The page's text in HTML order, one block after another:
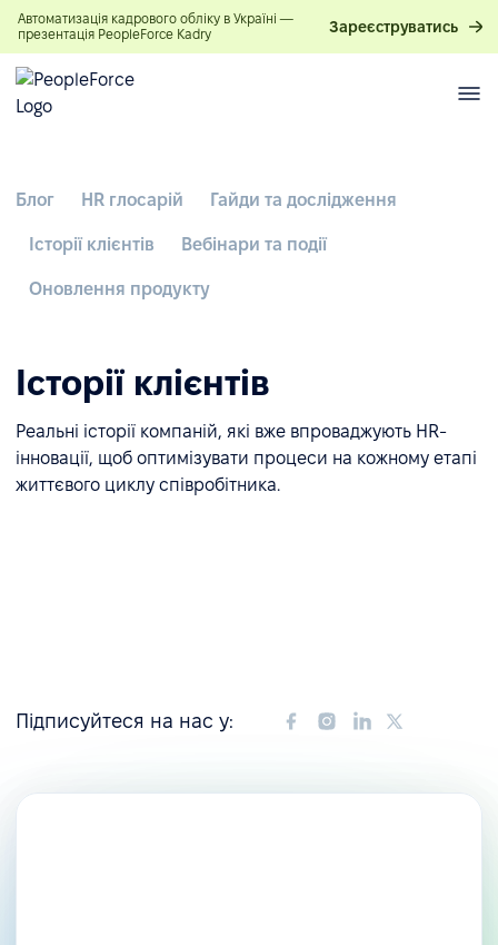
Автоматизація кадрового обліку в Україні —
презентація PeopleForce Kadry
Зареєструватись
Блог HR глосарій Гайди та дослідження
Історії клієнтів Вебінари та події
Оновлення продукту
Історії клієнтів
Реальні історії компаній, які вже впроваджують HR-
інновації, щоб оптимізувати процеси на кожному етапі
життєвого циклу співробітника.
Підписуйтеся на нас у: